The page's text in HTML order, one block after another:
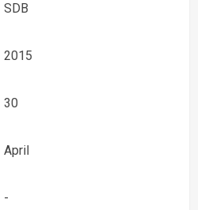
SDB
2015
30
April
-